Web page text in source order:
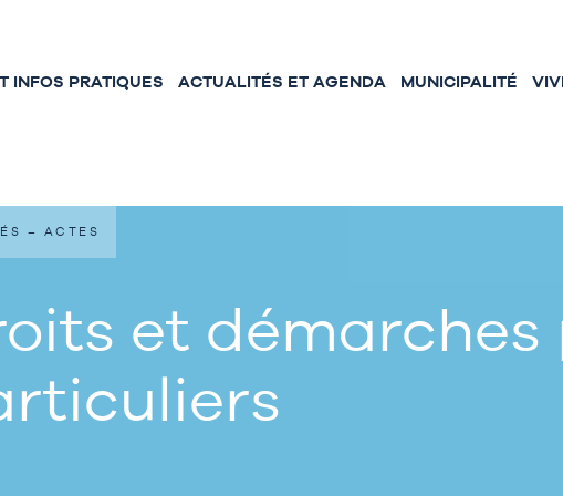
INFOS PRATIQUES ACTUALITÉS ET AGENDA MUNICIPALITÉ
et démarches
– ACTES